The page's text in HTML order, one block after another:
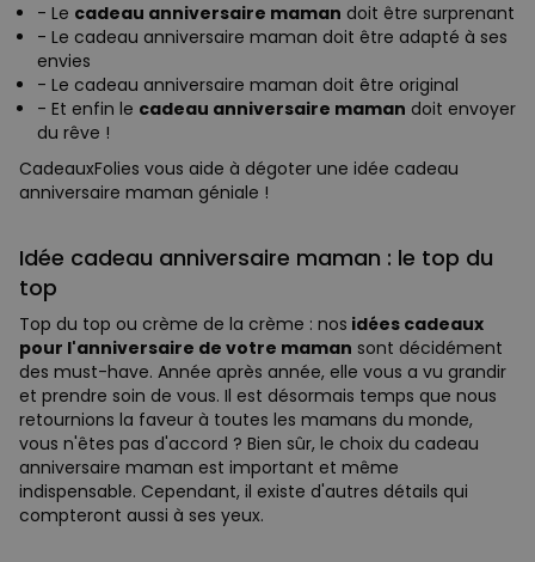
- Le cadeau anniversaire maman doit être surprenant
- Le cadeau anniversaire maman doit être adapté à ses
envies
- Le cadeau anniversaire maman doit être original
- Et enfin le cadeau anniversaire maman doit envoyer
du rêve !
CadeauxFolies vous aide à dégoter une idée cadeau
anniversaire maman géniale !
Idée cadeau anniversaire maman : le top du
top
Top du top ou crème de la crème : nos idées cadeaux
pour l'anniversaire de votre maman sont décidément
des must-have. Année après année, elle vous a vu grandir
et prendre soin de vous. Il est désormais temps que nous
retournions la faveur à toutes les mamans du monde,
vous n'êtes pas d'accord ? Bien sûr, le choix du cadeau
anniversaire maman est important et même
indispensable. Cependant, il existe d'autres détails qui
compteront aussi à ses yeux.